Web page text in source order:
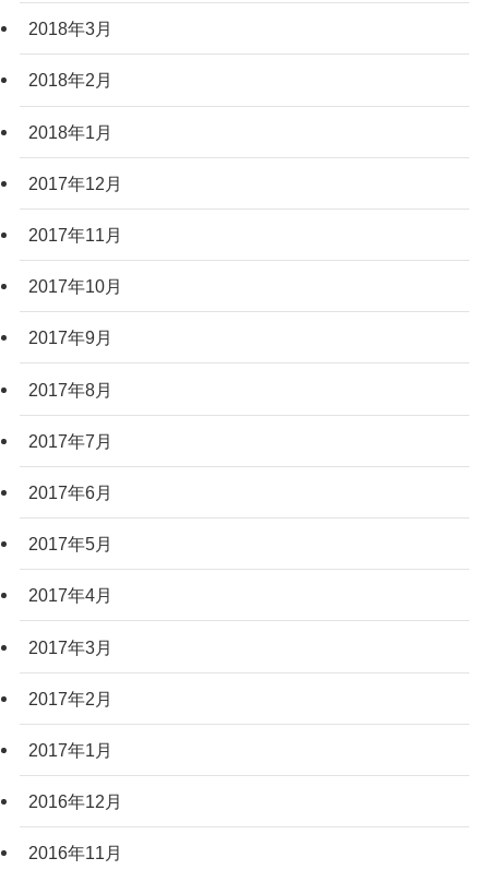
2018年3月
2018年2月
2018年1月
2017年12月
2017年11月
2017年10月
2017年9月
2017年8月
2017年7月
2017年6月
2017年5月
2017年4月
2017年3月
2017年2月
2017年1月
2016年12月
2016年11月